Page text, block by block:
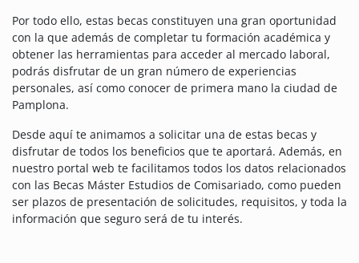
Por todo ello, estas becas constituyen una gran oportunidad
con la que además de completar tu formación académica y
obtener las herramientas para acceder al mercado laboral,
podrás disfrutar de un gran número de experiencias
personales, así como conocer de primera mano la ciudad de
Pamplona.
Desde aquí te animamos a solicitar una de estas becas y
disfrutar de todos los beneficios que te aportará. Además, en
nuestro portal web te facilitamos todos los datos relacionados
con las Becas Máster Estudios de Comisariado, como pueden
ser plazos de presentación de solicitudes, requisitos, y toda la
información que seguro será de tu interés.